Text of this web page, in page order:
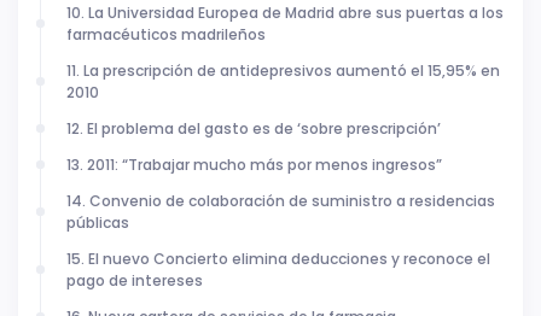
10. La Universidad Europea de Madrid abre sus puertas a los
farmacéuticos madrileños
11. La prescripción de antidepresivos aumentó el 15,95% en
2010
12. El problema del gasto es de ‘sobre prescripción’
13. 2011: “Trabajar mucho más por menos ingresos”
14. Convenio de colaboración de suministro a residencias
públicas
15. El nuevo Concierto elimina deducciones y reconoce el
pago de intereses